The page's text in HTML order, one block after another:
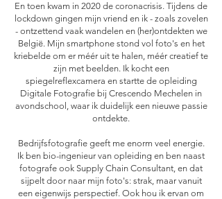
En toen kwam in 2020 de coronacrisis. Tijdens de
lockdown gingen mijn vriend en ik - zoals zovelen
- ontzettend vaak wandelen en (her)ontdekten we
België. Mijn smartphone stond vol foto's en het
kriebelde om er méér uit te halen, méér creatief te
zijn met beelden. Ik kocht een
spiegelreflexcamera en startte de opleiding
Digitale Fotografie bij Crescendo Mechelen in
avondschool, waar ik duidelijk een nieuwe passie
ontdekte.
Bedrijfsfotografie geeft me enorm veel energie.
Ik ben bio-ingenieur van opleiding en ben naast
fotografe ook Supply Chain Consultant, en dat
sijpelt door naar mijn foto's: strak, maar vanuit
een eigenwijs perspectief. Ook hou ik ervan om